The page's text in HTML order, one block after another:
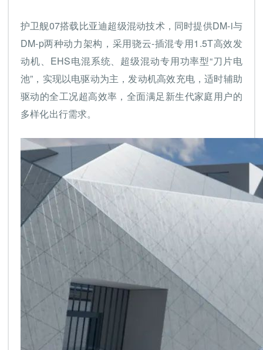
护卫舰07搭载比亚迪超级混动技术，同时提供DM-i与
DM-p两种动力架构，采用骁云-插混专用1.5T高效发
动机、EHS电混系统、超级混动专用功率型“刀片电
池”，实现以电驱动为主，发动机高效充电，适时辅助
驱动的全工况超高效率，全面满足新生代家庭用户的
多样化出行需求。